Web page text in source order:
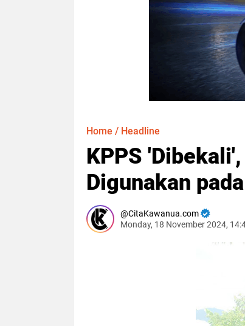
Home / Headline
KPPS
Digunakan
CitaKawanua.com
Monday, 18 November 2024,